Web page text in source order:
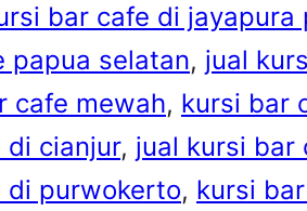
bar cafe di jayapura
papua selatan, jual
cafe mewah, kursi bar
di cianjur, jual kursi bar
di purwokerto, kursi